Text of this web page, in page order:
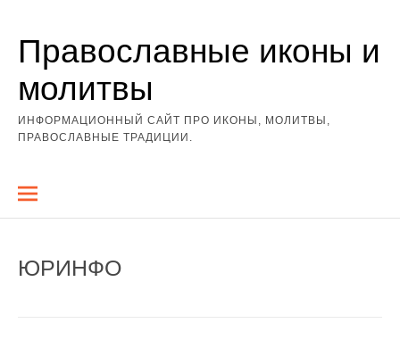
содержимому
Православные иконы и
молитвы
ИНФОРМАЦИОННЫЙ САЙТ ПРО ИКОНЫ, МОЛИТВЫ,
ПРАВОСЛАВНЫЕ ТРАДИЦИИ.
ЮРИНФО